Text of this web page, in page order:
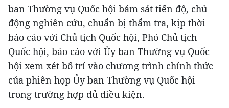
ban Thường vụ Quốc hội bám sát tiến độ, chủ
động nghiên cứu, chuẩn bị thẩm tra, kịp thời
báo cáo với Chủ tịch Quốc hội, Phó Chủ tịch
Quốc hội, báo cáo với Ủy ban Thường vụ Quốc
hội xem xét bố trí vào chương trình chính thức
của phiên họp Ủy ban Thường vụ Quốc hội
trong trường hợp đủ điều kiện.